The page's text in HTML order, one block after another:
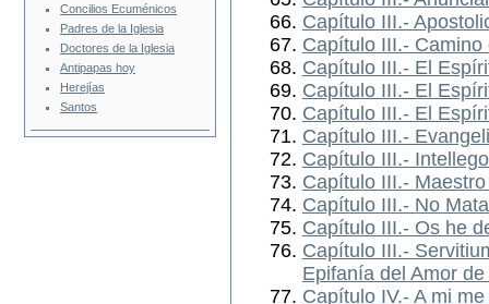
Capítulo III.-
Capítulo III.- Camino
Capítulo III.- El
Capítulo III.- El
Capítulo III.- El
Capítulo III.-
Capítulo III.-
Capítulo III.-
Capítulo III.- No
Capítulo III.- Os he
Capítulo III.-
Epifanía del Amor
Capítulo IV.- A mi
Concilios Ecuménicos
Padres de la Iglesia
Doctores de la Iglesia
Antipapas hoy
Herejías
Santos